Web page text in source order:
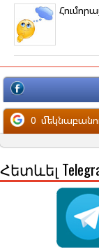
մեկնաբանություն
0
Հետևել